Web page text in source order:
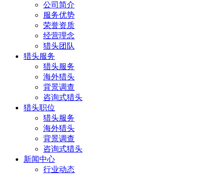
公司简介
服务优势
荣誉资质
经营理念
猎头团队
猎头服务
猎头服务
海外猎头
背景调查
咨询式猎头
猎头职位
猎头服务
海外猎头
背景调查
咨询式猎头
新闻中心
行业动态